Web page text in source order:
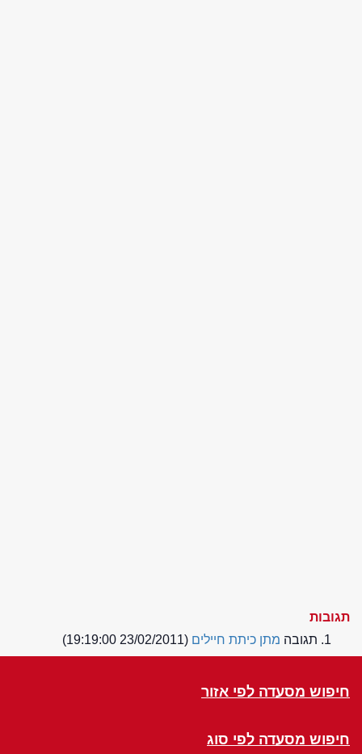
תגובות
תגובה מתן כיתת חיילים (23/02/2011 19:19:00)
חיפוש מסעדה לפי אזור
חיפוש מסעדה לפי סוג